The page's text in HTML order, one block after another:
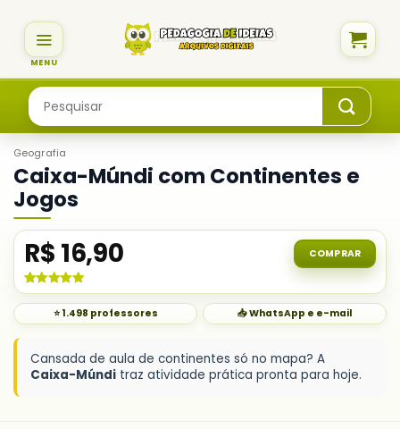
content
Pesquisar
por:
Geografia
Caixa-Múndi com Continentes e
Jogos
R$ 16,90 COMPRAR
Avaliado
como5.00
de 5, com
5
de clientes
⭐ 1.498 professores 📥 WhatsApp e e-mail
Cansada de aula de continentes só no mapa? A
Caixa-Múndi traz atividade prática pronta para hoje.